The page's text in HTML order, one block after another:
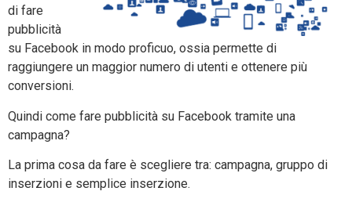
di fare
pubblicità
su Facebook in modo proficuo, ossia permette di
raggiungere un maggior numero di utenti e ottenere più
conversioni.
Quindi come fare pubblicità su Facebook tramite una
campagna?
La prima cosa da fare è scegliere tra: campagna, gruppo di
inserzioni e semplice inserzione.